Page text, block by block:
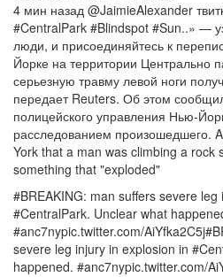
4 мин назад @JaimieAlexander
#CentralPark #Blindspot #Sun..» —
люди, и присоединяйтесь к
Йорке на территории Центрально
серьезную травму левой ноги
передает Reuters. Об этом
полицейского управления Нью-
расследованием произошедшего.
York that a man was climbing a rock
something that "exploded"
#BREAKING: man suffers severe
#CentralPark. Unclear what
#anc7nypic.twitter.com/
severe leg injury in explosion in
happened. #anc7nypic.twitter.com/